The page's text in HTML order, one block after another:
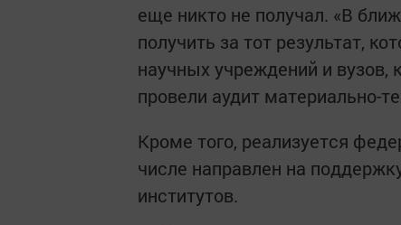
еще никто не получал. «В
получить за тот результат,
научных учреждений и
провели аудит материально-
Кроме того, реализуется
числе направлен на
институтов.